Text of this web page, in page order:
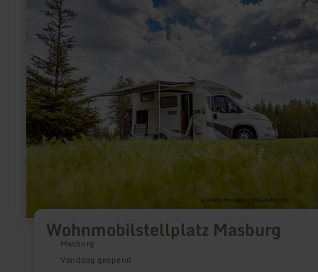
Wohnmobilstellplatz Masburg
Masburg
Vandaag geopend
informatie
over:
Wohnmobilstellplatz
Masburg